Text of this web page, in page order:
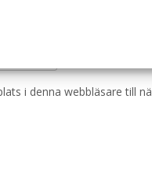
i denna webbläsare till